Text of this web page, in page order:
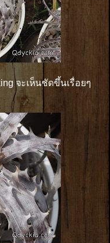
จะเห็นชัดขึ้นเรื่อยๆ